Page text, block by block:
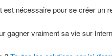
nécessaire pour se créer un
gagner vraiment sa vie sur